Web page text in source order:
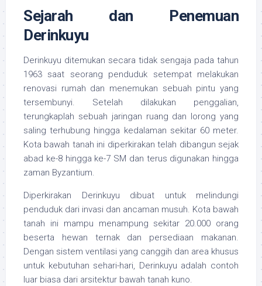
Sejarah dan Penemuan
Derinkuyu
Derinkuyu ditemukan secara tidak sengaja pada tahun
1963 saat seorang penduduk setempat melakukan
renovasi rumah dan menemukan sebuah pintu yang
tersembunyi. Setelah dilakukan penggalian,
terungkaplah sebuah jaringan ruang dan lorong yang
saling terhubung hingga kedalaman sekitar 60 meter.
Kota bawah tanah ini diperkirakan telah dibangun sejak
abad ke-8 hingga ke-7 SM dan terus digunakan hingga
zaman Byzantium.
Diperkirakan Derinkuyu dibuat untuk melindungi
penduduk dari invasi dan ancaman musuh. Kota bawah
tanah ini mampu menampung sekitar 20.000 orang
beserta hewan ternak dan persediaan makanan.
Dengan sistem ventilasi yang canggih dan area khusus
untuk kebutuhan sehari-hari, Derinkuyu adalah contoh
luar biasa dari arsitektur bawah tanah kuno.